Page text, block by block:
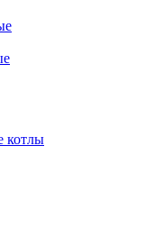
котлы